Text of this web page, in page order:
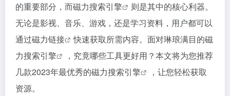
的重要部分，而磁力搜索引擎
则是其中的核心利器。
无论是影视、音乐、游戏，还是学习资料，用户都可以
通过磁力链接 快速获取所需内容。面对琳琅满目的磁
力搜索引擎
，究竟哪些工具更好用？本文将为您推荐
几款2023年最优秀的磁力搜索引擎
，让您轻松获取
资源。